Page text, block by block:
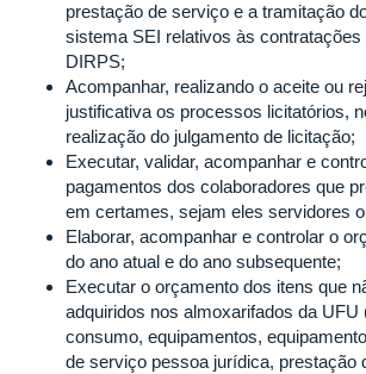
prestação de serviço e a tramitação
sistema SEI relativos às contratações
DIRPS;
Acompanhar, realizando o aceite ou
justificativa os processos licitatórios,
realização do julgamento de licitação;
Executar, validar, acompanhar e
pagamentos dos colaboradores que
em certames, sejam eles servidores
Elaborar, acompanhar e controlar o
do ano atual e do ano subsequente;
Executar o orçamento dos itens que
adquiridos nos almoxarifados da UFU
consumo, equipamentos,
de serviço pessoa jurídica, prestação